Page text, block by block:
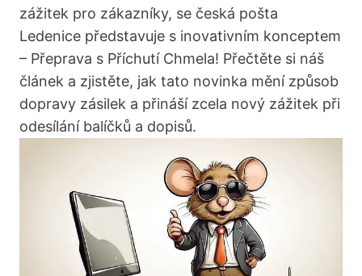
zážitek pro zákazníky, se česká pošta
Ledenice představuje s inovativním konceptem
– Přeprava s Příchutí Chmela! Přečtěte si náš
článek a zjistěte, jak tato novinka mění způsob
dopravy zásilek a přináší zcela nový zážitek při
odesílání balíčků a dopisů.